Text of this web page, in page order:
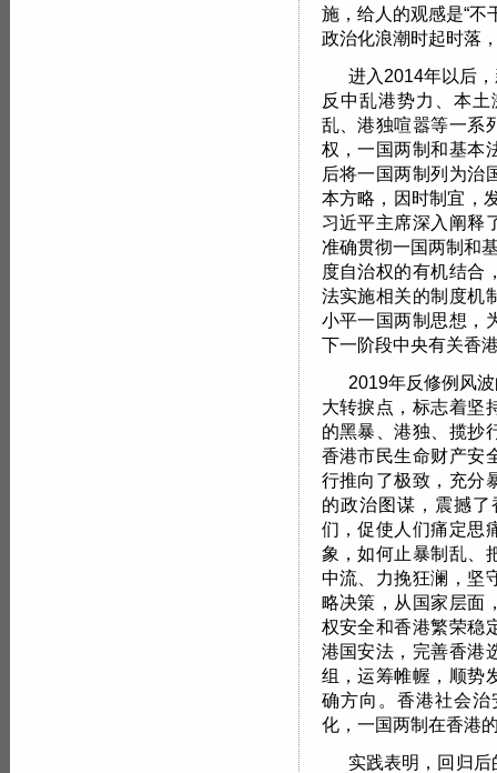
施，给人的观感是“不
政治化浪潮时起时落
进入2014年以后
反中乱港势力、本
乱、港独喧嚣等一系
权，一国两制和基本
后将一国两制列为治
本方略，因时制宜，
习近平主席深入阐释
准确贯彻一国两制和
度自治权的有机结合
法实施相关的制度机
小平一国两制思想，
下一阶段中央有关香
2019年反修例风
大转捩点，标志着坚
的黑暴、港独、揽抄
香港市民生命财产安
行推向了极致，充分
的政治图谋，震撼
们，促使人们痛定思
象，如何止暴制乱、
中流、力挽狂澜，坚
略决策，从国家层面
权安全和香港繁荣稳
港国安法，完善香港
组，运筹帷幄，顺势
确方向。香港社会
化，一国两制在香港
实践表明，回归